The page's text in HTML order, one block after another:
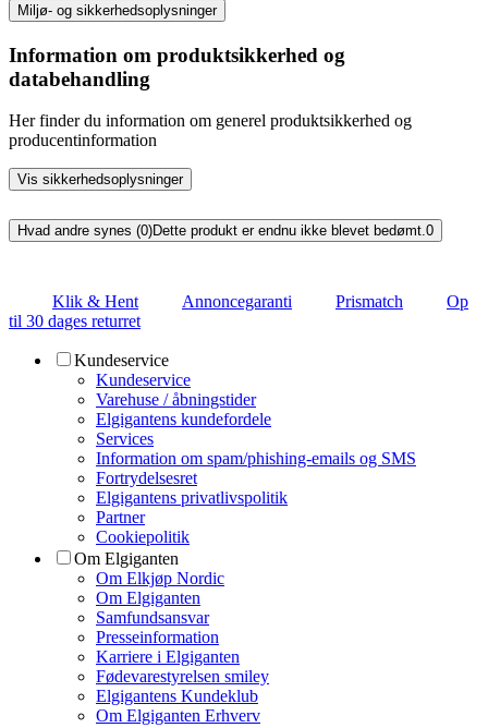
Miljø- og sikkerhedsoplysninger
Information om produktsikkerhed og
databehandling
Her finder du information om generel produktsikkerhed og
producentinformation
Vis sikkerhedsoplysninger
Hvad andre synes (0)Dette produkt er endnu ikke blevet bedømt.0
Klik & Hent Annoncegaranti Prismatch
Op
til 30 dages returret
Kundeservice
Kundeservice
Varehuse / åbningstider
Elgigantens kundefordele
Services
Information om spam/phishing-emails og SMS
Fortrydelsesret
Elgigantens privatlivspolitik
Partner
Cookiepolitik
Om Elgiganten
Om Elkjøp Nordic
Om Elgiganten
Samfundsansvar
Presseinformation
Karriere i Elgiganten
Fødevarestyrelsen smiley
Elgigantens Kundeklub
Om Elgiganten Erhverv